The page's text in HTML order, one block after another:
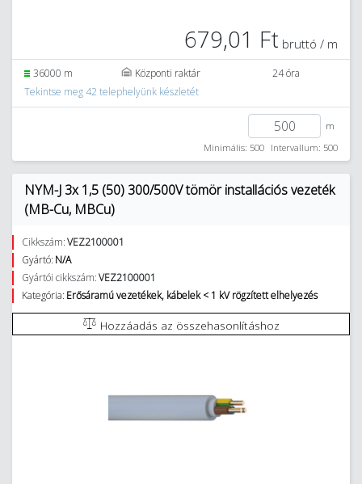
679,01 Ft bruttó / m
36000 m Központi raktár
24 óra
Tekintse meg 42 telephelyünk készletét
m
Minimális: 500 Intervallum: 500
NYM-J 3x 1,5 (50) 300/500V tömör installációs vezeték
(MB-Cu, MBCu)
Cikkszám:VEZ2100001
Gyártó: N/A
Gyártói cikkszám:VEZ2100001
Kategória: Erősáramú vezetékek, kábelek < 1 kV rögzített elhelyezés
Hozzáadás az összehasonlításhoz